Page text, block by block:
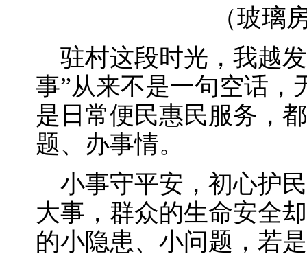
（玻璃
驻村这段时光，我越
事”从来不是一句空话，
是日常便民惠民服务，
题、办事情。
小事守平安，初心护
大事，群众的生命安全
的小隐患、小问题，若